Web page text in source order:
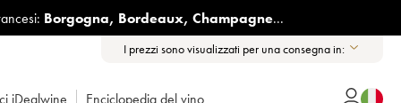
Borgogna, Bordeaux, Champagne...
I prezzi sono visualizzati per una consegna in:
iDealwine Enciclopedia del vino